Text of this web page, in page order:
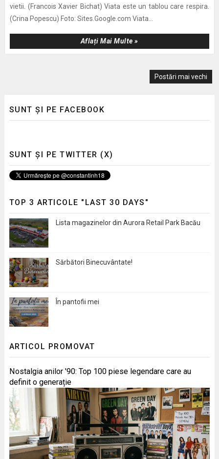
vietii. (Francois Xavier Bichat) Viata este un tablou care respira.
(Crina Popescu) Foto: Sites.Google.com Viata...
Aflați Mai Multe »
Postări mai vechi
SUNT ȘI PE FACEBOOK
SUNT ȘI PE TWITTER (X)
TOP 3 ARTICOLE "LAST 30 DAYS"
Lista magazinelor din Aurora Retail Park Bacău
Sărbători Binecuvântate!
În pantofii mei
ARTICOL PROMOVAT
Nostalgia anilor '90: Top 100 piese legendare care au
definit o generație